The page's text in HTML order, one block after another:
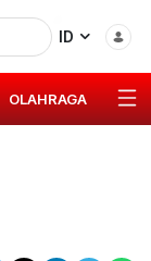
ID
OLAHRAGA GAYA